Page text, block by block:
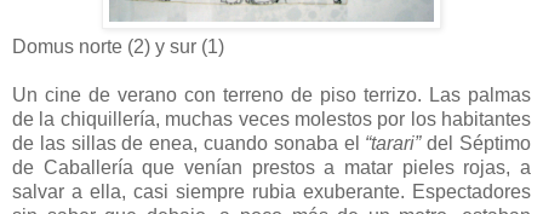
Domus norte (2) y sur (1)
Un cine de verano con terreno de piso terrizo. Las palmas
de la chiquillería, muchas veces molestos por los habitantes
de las sillas de enea, cuando sonaba el “tarari”del Séptimo
de Caballería que venían prestos a matar pieles rojas, a
salvar a ella, casi siempre rubia exuberante. Espectadores